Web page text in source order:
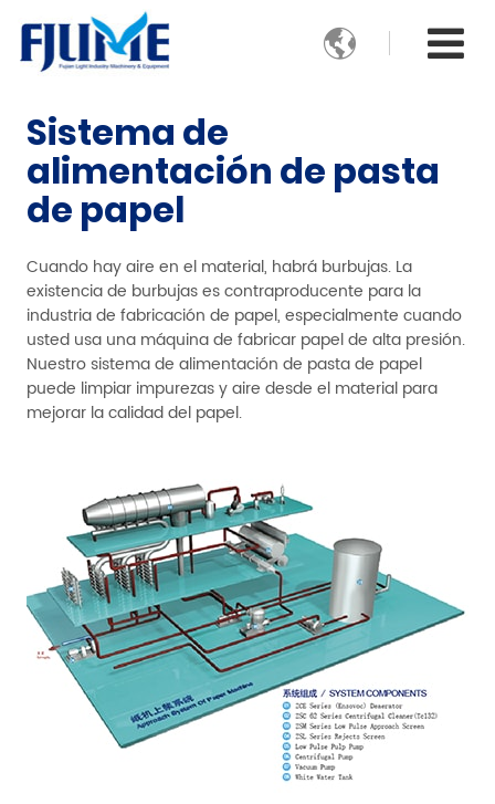

Sistema de
alimentación de pasta
de papel
Cuando hay aire en el material, habrá burbujas. La
existencia de burbujas es contraproducente para la
industria de fabricación de papel, especialmente cuando
usted usa una máquina de fabricar papel de alta presión.
Nuestro sistema de alimentación de pasta de papel
puede limpiar impurezas y aire desde el material para
mejorar la calidad del papel.